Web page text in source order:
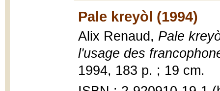
Pale kreyòl (1994)
Alix Renaud, Pale
l'usage des
1994, 183 p. ; 19 cm.